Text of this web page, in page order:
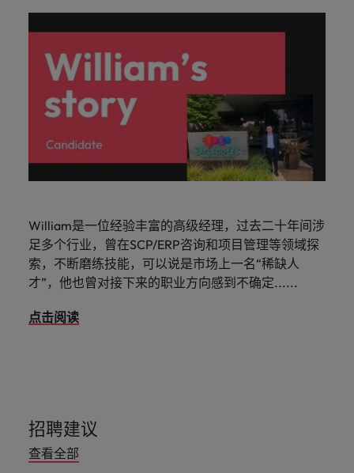
William是一位经验丰富的高级经理，过去二十年间涉
足多个行业，曾在SCP/ERP咨询和项目管理等领域探
索，不断磨练技能，可以说是市场上一名“稀缺人
才”，他也曾对接下来的职业方向感到不确定......
点击阅读
招聘建议
查看全部